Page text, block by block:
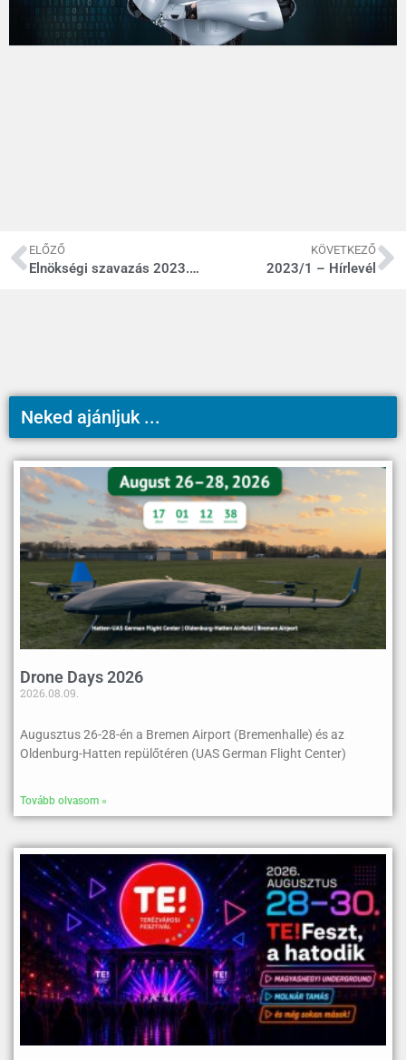
ELŐZŐ
Elnökségi szavazás 2023. 01. 17.
KÖVETKEZŐ
2023/1 – Hírlevél
Neked ajánljuk ...
Drone Days 2026
2026.08.09.
Augusztus 26-28-én a Bremen Airport (Bremenhalle) és az
Oldenburg-Hatten repülőtéren (UAS German Flight Center)
Tovább olvasom »